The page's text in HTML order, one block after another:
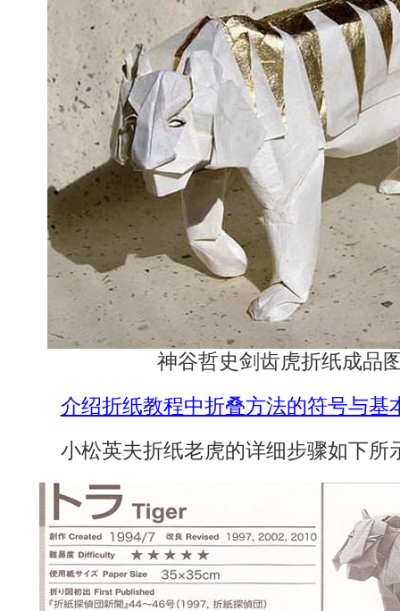
神谷哲史剑齿虎折纸成品
介绍折纸教程中折叠方法的符号与基
小松英夫折纸老虎的详细步骤如下所